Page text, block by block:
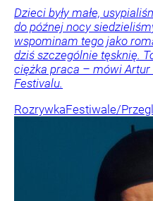
Dzieci były małe,
do późnej nocy
wspominam tego jako
dziś szczególnie tęsknię.
ciężka praca – mówi Artur
Festivalu.
RozrywkaFestiwale/